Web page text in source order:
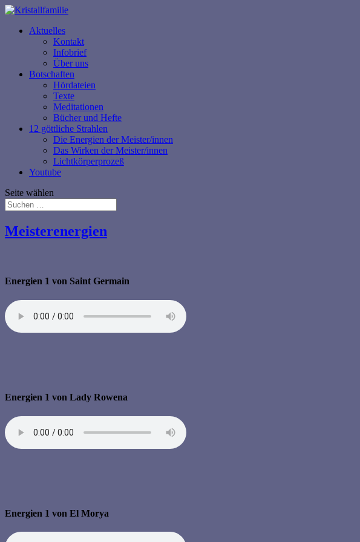
Aktuelles
Kontakt
Infobrief
Über uns
Botschaften
Hördateien
Texte
Meditationen
Bücher und Hefte
12 göttliche Strahlen
Die Energien der Meister/innen
Das Wirken der Meister/innen
Lichtkörperprozeß
Youtube
Seite wählen
Meisterenergien
Energien 1 von Saint Germain
Energien 1 von Lady Rowena
Energien 1 von El Morya